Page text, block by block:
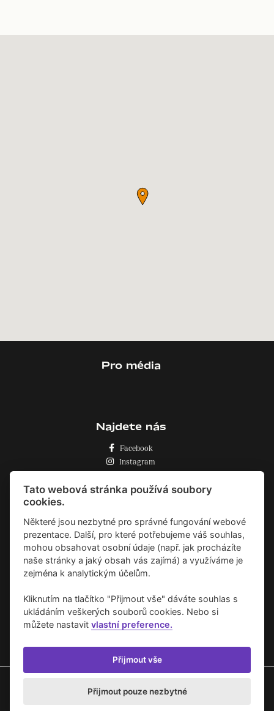
Pro média
Najdete nás
Facebook
Instagram
Zásady o používání cookies
Copyright © 2020 Umění pro město.
Vytvořilo studio
Akcelero.cz
Tato webová stránka používá soubory
cookies.
Některé jsou nezbytné pro správné fungování webové
prezentace. Další, pro které potřebujeme váš souhlas,
mohou obsahovat osobní údaje (např. jak procházíte
naše stránky a jaký obsah vás zajímá) a využíváme je
zejména k analytickým účelům.
Kliknutím na tlačítko "Přijmout vše" dáváte souhlas s
ukládáním veškerých souborů cookies. Nebo si
můžete nastavitvlastní preference.
Přijmout vše
Přijmout pouze nezbytné